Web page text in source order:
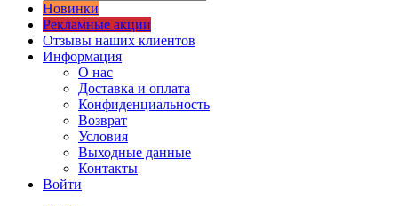
Новинки
Рекламные акции
Отзывы наших клиентов
Информация
О нас
Доставка и оплата
Конфиденциальность
Возврат
Условия
Выходные данные
Контакты
Войти